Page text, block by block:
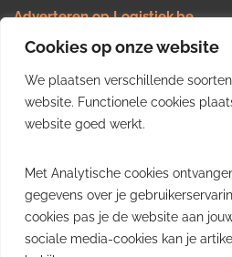
Cookies op onze website
We plaatsen verschillende
website. Functionele cookies
website goed werkt.
Met Analytische cookies
gegevens over je
cookies pas je de website aan
sociale media-cookies kan je
Adverteren op Logistiek.be
Nieuws insturen
Uw video op Logistiek.TV
Job plaatsen
Gratis wekelijkse
inzichten uit de Belgische
Ontvang je
wekelijkse